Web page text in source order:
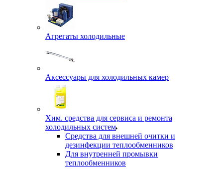
Агрегаты холодильные
Аксессуары для холодильных камер
Хим. средства для сервиса и ремонта
холодильных систем
Средства для внешней очитки и
дезинфекции теплообменников
Для внутренней промывки
теплообменников